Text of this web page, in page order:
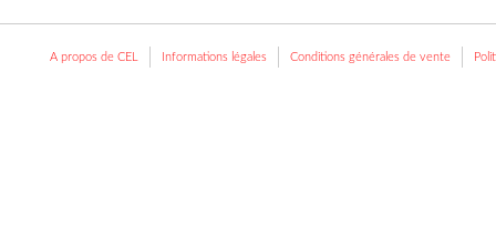
A propos de CEL Informations légales Conditions générales de vente